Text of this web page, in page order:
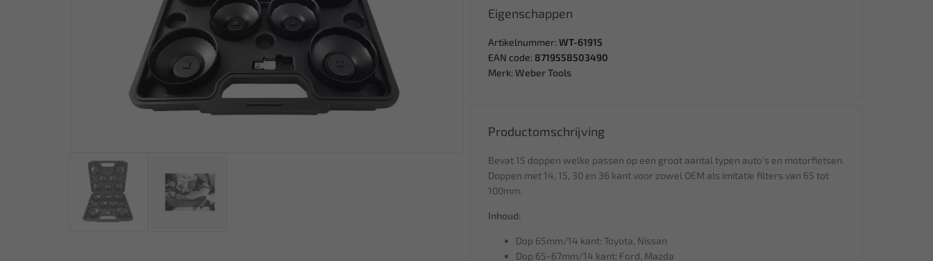
Eigenschappen
Artikelnummer: WT-61915
EAN code: 8719558503490
Merk: Weber Tools
Productomschrijving
Bevat 15 doppen welke passen op een groot aantal typen auto's en motorfietsen.
Doppen met 14, 15, 30 en 36 kant voor zowel OEM als imitatie filters van 65 tot
100mm.
Inhoud:
Dop 65mm/14 kant: Toyota, Nissan
Dop 65~67mm/14 kant: Ford, Mazda